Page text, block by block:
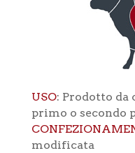
USO: Prodotto da
primo o secondo
modificata